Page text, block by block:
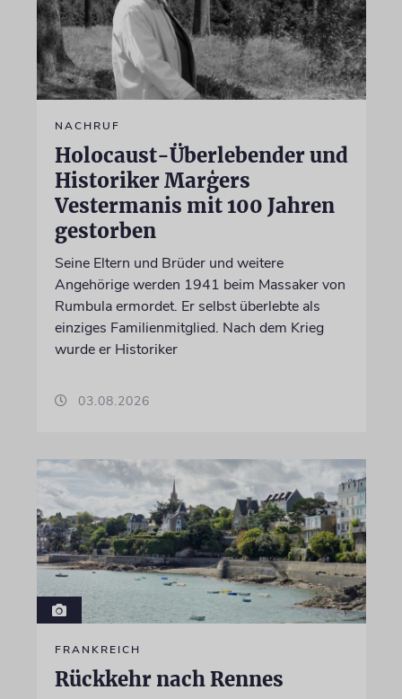
NACHRUF
Holocaust-Überlebender und
Historiker Marģers
Vestermanis mit 100 Jahren
gestorben
Seine Eltern und Brüder und weitere
Angehörige werden 1941 beim Massaker von
Rumbula ermordet. Er selbst überlebte als
einziges Familienmitglied. Nach dem Krieg
wurde er Historiker
03.08.2026
FRANKREICH
Rückkehr nach Rennes